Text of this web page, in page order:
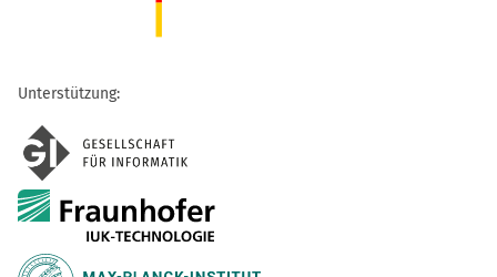
Unterstützung: